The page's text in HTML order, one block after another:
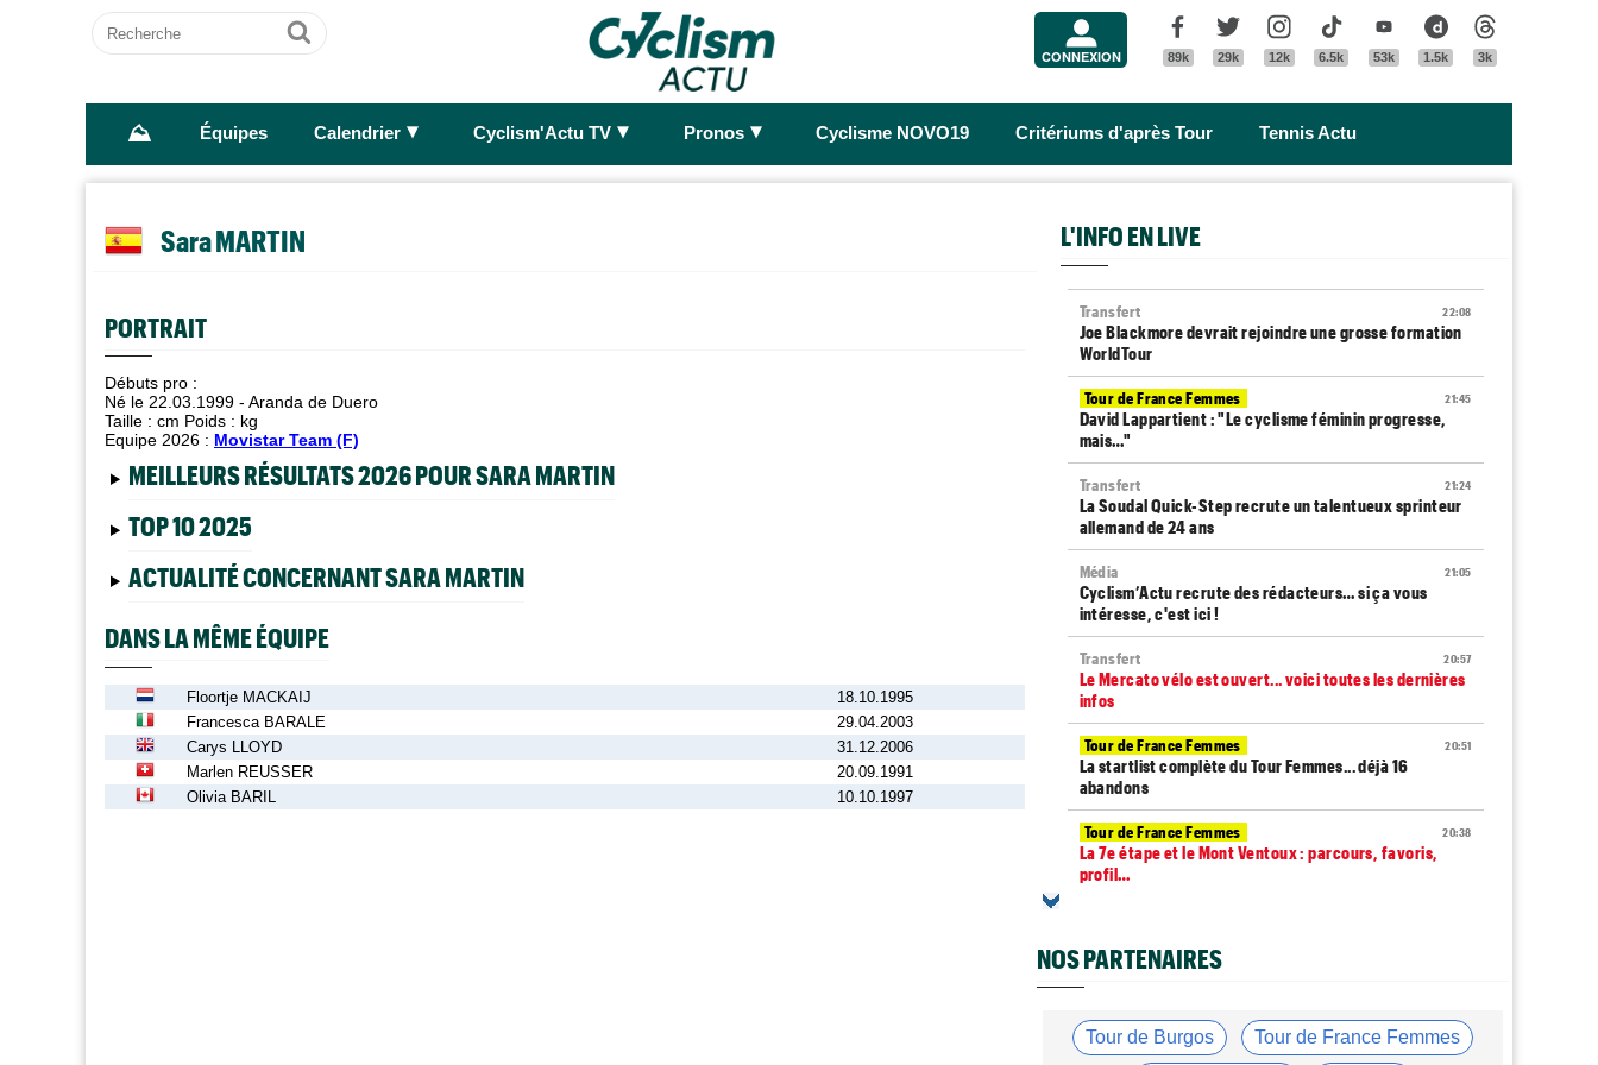
Recherche
Ok CONNEXION
Facebook
89k
Twitter
29k
Instagram
12k
Tik Tok
6.5k
Youtube
53k
Dailymotion
1.5k 3k
⛰ Équipes Calendrier ► Cyclism'Actu TV ► Pronos ► Cyclisme NOVO19 Critériums d'après Tour Tennis Actu
Sara MARTIN
PORTRAIT
Débuts pro :
Né le 22.03.1999 - Aranda de Duero
Taille : cm Poids : kg
Equipe 2026 : Movistar Team (F)
MEILLEURS RÉSULTATS 2026 POUR SARA MARTIN
TOP 10 2025
ACTUALITÉ CONCERNANT SARA MARTIN
DANS LA MÊME ÉQUIPE
Floortje MACKAIJ
18.10.1995
Francesca BARALE
29.04.2003
Carys LLOYD
31.12.2006
Marlen REUSSER
20.09.1991
Olivia BARIL
10.10.1997
L'INFO EN LIVE
22:08
Transfert
Joe Blackmore devrait rejoindre une grosse formation
WorldTour
21:45
Tour de France Femmes
David Lappartient : "Le cyclisme féminin progresse,
mais…"
21:24
Transfert
La Soudal Quick-Step recrute un talentueux sprinteur
allemand de 24 ans
21:05
Média
Cyclism’Actu recrute des rédacteurs… si ça vous
intéresse, c'est ici !
20:57
Transfert
Le Mercato vélo est ouvert... voici toutes les dernières
infos
20:51
Tour de France Femmes
La startlist complète du Tour Femmes... déjà 16
abandons
20:38
Tour de France Femmes
La 7e étape et le Mont Ventoux : parcours, favoris,
profil…
Tour de Pologne
longtemps"
NOS PARTENAIRES
Tour de Burgos Tour de France Femmes